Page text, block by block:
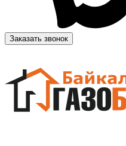
Заказать звонок